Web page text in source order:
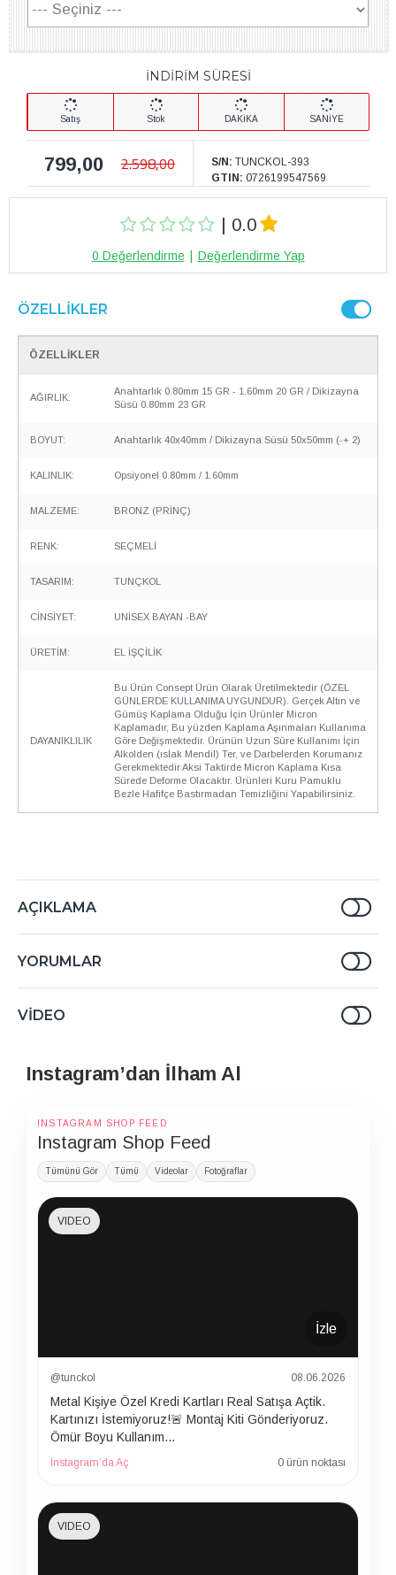
| 0.0
0 Değerlendirme Değerlendirme Yap
İNDİRİM SÜRESİ
Satış Stok DAKİKA SANİYE
799,00 2.598,00 S/N: TUNCKOL-393
GTIN: 0726199547569
ÖZELLIKLER
ÖZELLİKLER
AĞIRLIK:
Anahtarlık 0.80mm 15 GR - 1.60mm 20 GR / Dikizayna
Süsü 0.80mm 23 GR
BOYUT: Anahtarlık 40x40mm / Dikizayna Süsü 50x50mm (-+ 2)
KALINLIK: Opsiyonel 0.80mm / 1.60mm
MALZEME: BRONZ (PRİNÇ)
RENK: SEÇMELİ
TASARIM: TUNÇKOL
CİNSİYET: UNİSEX BAYAN -BAY
ÜRETİM: EL İŞÇİLİK
DAYANIKLILIK
Bu Ürün Consept Ürün Olarak Üretilmektedir (ÖZEL
GÜNLERDE KULLANIMA UYGUNDUR). Gerçek Altın ve
Gümüş Kaplama Olduğu İçin Ürünler Micron
Kaplamadır, Bu yüzden Kaplama Aşınmaları Kullanıma
Göre Değişmektedir. Ürünün Uzun Süre Kullanımı İçin
Alkolden (ıslak Mendil) Ter, ve Darbelerden Korumanız
Gerekmektedir Aksi Taktirde Micron Kaplama Kısa
Sürede Deforme Olacaktır. Ürünleri Kuru Pamuklu
Bezle Hafifçe Bastırmadan Temizliğini Yapabilirsiniz.
AÇIKLAMA
YORUMLAR
VIDEO
Instagram’dan İlham Al
INSTAGRAM SHOP FEED
Instagram Shop Feed
Tümünü Gör Tümü Videolar Fotoğraflar
İzle
VIDEO
@tunckol 08.06.2026
Metal Kişiye Özel Kredi Kartları Real Satışa Açtik.
Kartınızı İstemiyoruz!🚨 Montaj Kiti Gönderiyoruz.
Ömür Boyu Kullanım…
Instagram’da Aç 0 ürün noktası
VIDEO